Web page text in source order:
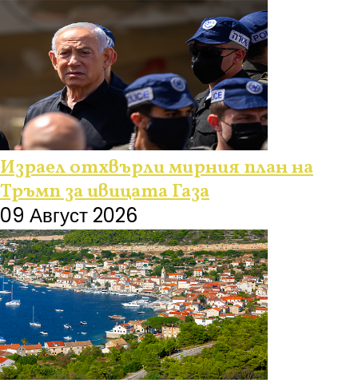
Израел отхвърли мирния план на
Тръмп за ивицата Газа
09 Август 2026